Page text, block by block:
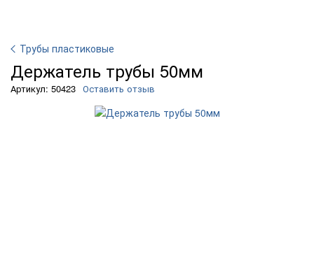
Трубы пластиковые
Держатель трубы 50мм
Артикул: 50423 Оставить отзыв